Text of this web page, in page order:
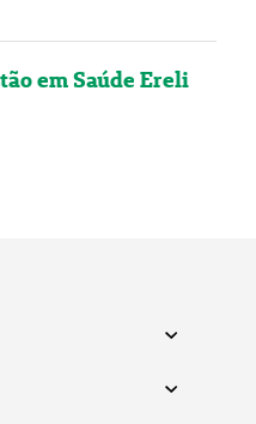
em Saúde Ereli